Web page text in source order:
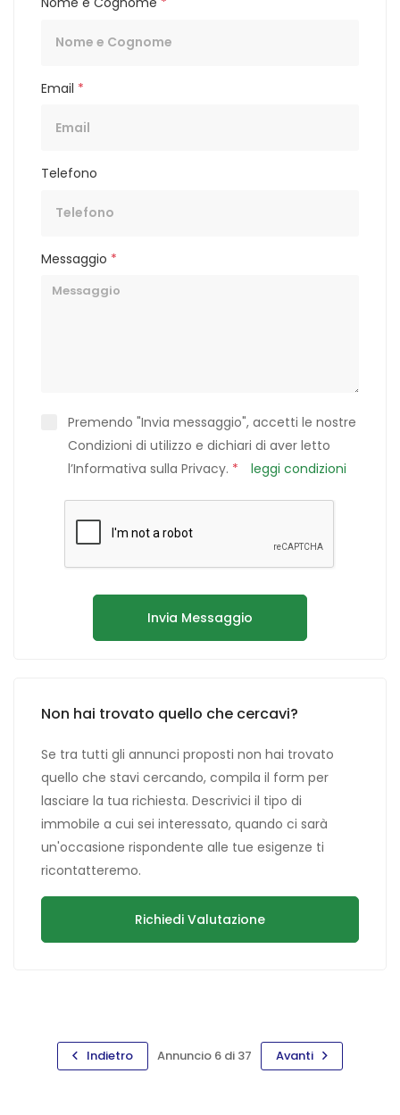
Email *
Telefono
Messaggio *
Premendo "Invia messaggio", accetti le nostre
Condizioni di utilizzo e dichiari di aver letto
l’Informativa sulla Privacy. * leggi condizioni
Invia Messaggio
Non hai trovato quello che cercavi?
Se tra tutti gli annunci proposti non hai trovato
quello che stavi cercando, compila il form per
lasciare la tua richiesta. Descrivici il tipo di
immobile a cui sei interessato, quando ci sarà
un'occasione rispondente alle tue esigenze ti
ricontatteremo.
Richiedi Valutazione
Indietro Annuncio 6 di 37 Avanti